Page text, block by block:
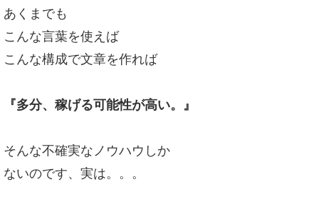
あくまでも
こんな言葉を使えば
こんな構成で文章を作れば
『多分、稼げる可能性が高い。』
そんな不確実なノウハウしか
ないのです、 実は。。。